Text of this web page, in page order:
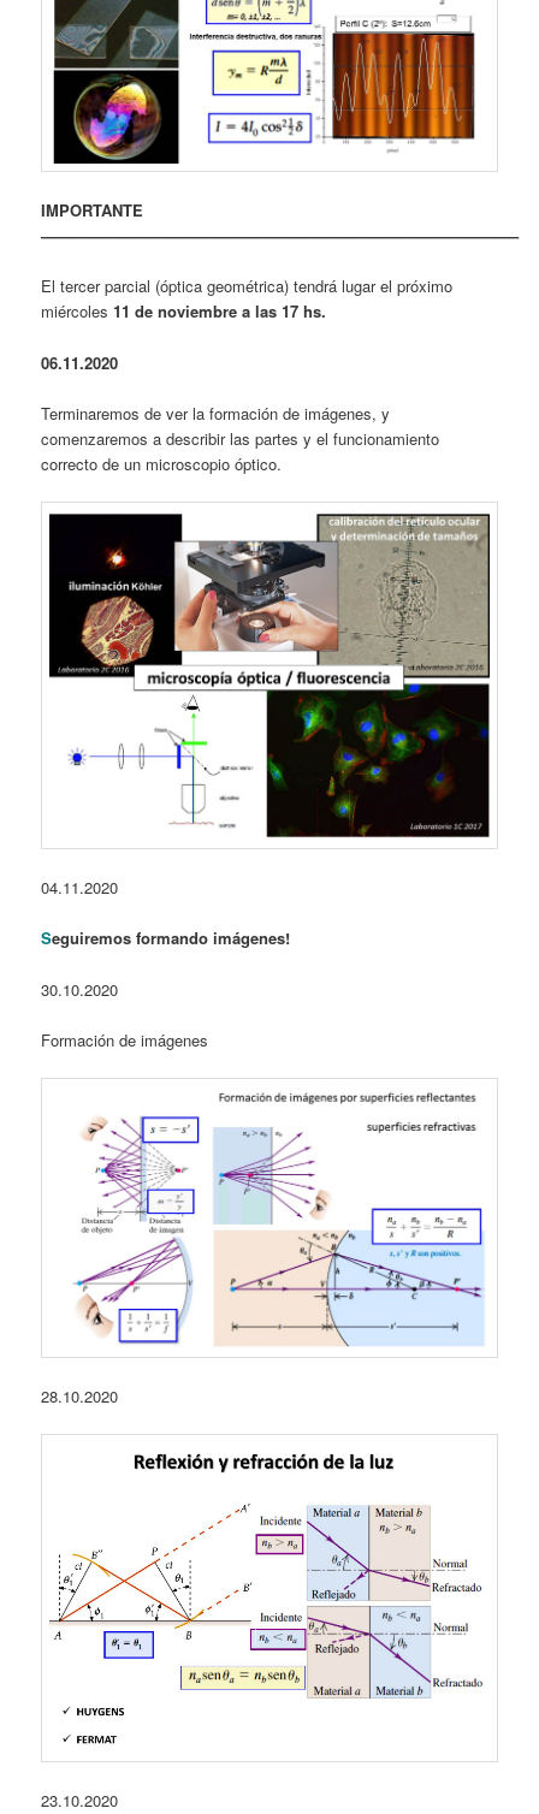
IMPORTANTE
——————————————————————————————–
El tercer parcial (óptica geométrica) tendrá lugar el próximo
miércoles11 de noviembre a las 17 hs.
06.11.2020
Terminaremos de ver la formación de imágenes, y
comenzaremos a describir las partes y el funcionamiento
correcto de un microscopio óptico.
04.11.2020
Seguiremos formando imágenes!
30.10.2020
Formación de imágenes
28.10.2020
23.10.2020